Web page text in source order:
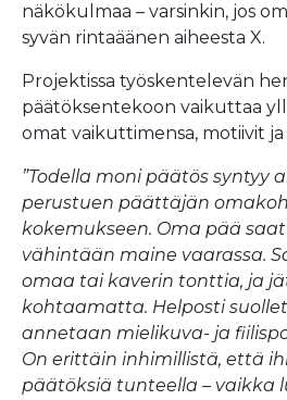
näkökulmaa – varsinkin, jos
syvän rintaäänen aiheesta X.
Projektissa työskentelevän
päätöksentekoon vaikuttaa
omat vaikuttimensa, motiivit
”Todella moni päätös syntyy
perustuen päättäjän
kokemukseen. Oma pää
vähintään maine vaarassa.
omaa tai kaverin tonttia, ja
kohtaamatta. Helposti
annetaan mielikuva- ja
On erittäin inhimillistä, että
päätöksiä tunteella – vaikka